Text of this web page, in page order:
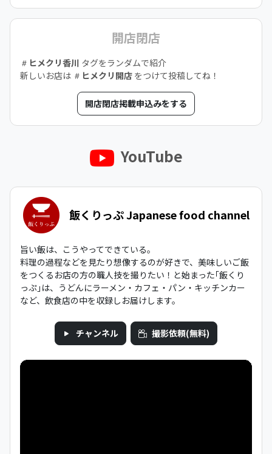
開店閉店
ヒメクリ香川 タグをランダムで紹介
新しいお店は
ヒメクリ開店 をつけて投稿してね！
開店閉店掲載申込みをする
YouTube
飯くりっぷ Japanese food channel
旨い飯は、こうやってできている。
料理の過程などを見たり想像するのが好きで、美味しいご飯
をつくるお店の方の職人技を撮りたい！と始まった｢飯くり
っぷ｣は、うどんにラーメン・カフェ・パン・キッチンカー
など、飲食店の中を収録しお届けします。
チャンネル 撮影依頼(無料)